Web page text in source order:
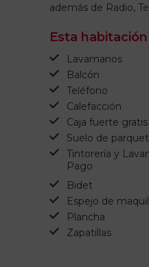
además de Radio,
Esta
Lavamanos
Balcón
Teléfono
Calefacción
Caja fuerte gratis
Suelo de parquet
Tintorería y
Pago
Bidet
Espejo de
Plancha
Zapatillas